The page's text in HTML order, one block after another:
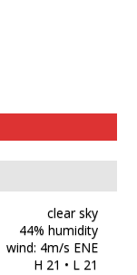
clear sky
44% humidity
wind: 4m/s ENE
H 21 • L 21